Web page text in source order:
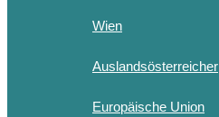
Wien
Auslandsösterreicher
Europäische Union